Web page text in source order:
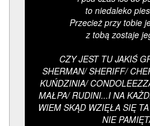
to niedaleko
Przecież przy tobie
z tobą zostaje
CZY JEST TU JAKIŚ
SHERMAN/ SHERIFF/
KUŃDZINIA/
MAŁPA/ RUDINI...I NA
WIEM SKĄD WZIĘŁA SIĘ
NIE